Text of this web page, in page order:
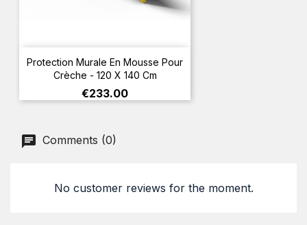
Protection Murale En Mousse Pour
Crèche - 120 X 140 Cm
Price
€233.00
Comments (0)
No customer reviews for the moment.